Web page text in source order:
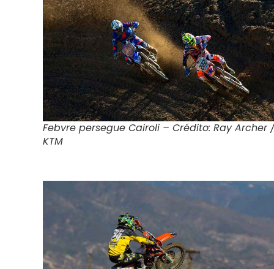
Febvre persegue Cairoli – Crédito: Ray Archer
KTM